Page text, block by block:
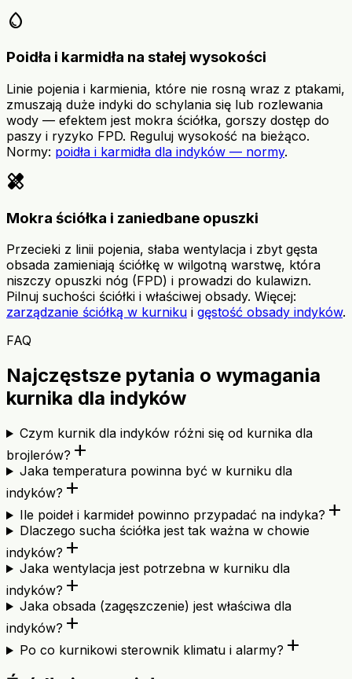
water_drop
Poidła i karmidła na stałej wysokości
Linie pojenia i karmienia, które nie rosną wraz z ptakami,
zmuszają duże indyki do schylania się lub rozlewania
wody — efektem jest mokra ściółka, gorszy dostęp do
paszy i ryzyko FPD. Reguluj wysokość na bieżąco.
Normy: poidła i karmidła dla indyków — normy.
healing
Mokra ściółka i zaniedbane opuszki
Przecieki z linii pojenia, słaba wentylacja i zbyt gęsta
obsada zamieniają ściółkę w wilgotną warstwę, która
niszczy opuszki nóg (FPD) i prowadzi do kulawizn.
Pilnuj suchości ściółki i właściwej obsady. Więcej:
zarządzanie ściółką w kurniku i gęstość obsady indyków.
FAQ
Najczęstsze pytania o wymagania
kurnika dla indyków
Czym kurnik dla indyków różni się od kurnika dla
brojlerów? add
Jaka temperatura powinna być w kurniku dla
indyków? add
Ile poideł i karmideł powinno przypadać na indyka? add
Dlaczego sucha ściółka jest tak ważna w chowie
indyków? add
Jaka wentylacja jest potrzebna w kurniku dla
indyków? add
Jaka obsada (zagęszczenie) jest właściwa dla
indyków? add
Po co kurnikowi sterownik klimatu i alarmy? add